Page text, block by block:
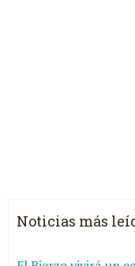
Noticias más